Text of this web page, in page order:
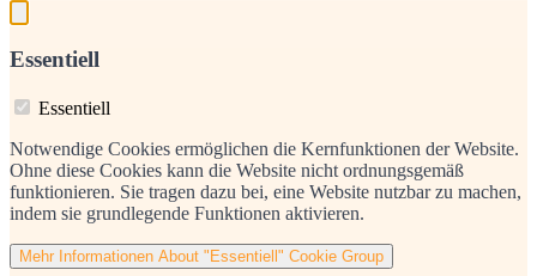
Essentiell
Essentiell
Notwendige Cookies ermöglichen die Kernfunktionen der Website.
Ohne diese Cookies kann die Website nicht ordnungsgemäß
funktionieren. Sie tragen dazu bei, eine Website nutzbar zu machen,
indem sie grundlegende Funktionen aktivieren.
Mehr Informationen About "Essentiell" Cookie Group